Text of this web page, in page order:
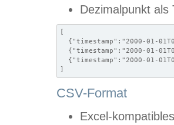
Dezimalpunkt als
[
{"timestamp":"2000-01-
{"timestamp":"2000-01-
{"timestamp":"2000-01-
]
CSV-Format
Excel-